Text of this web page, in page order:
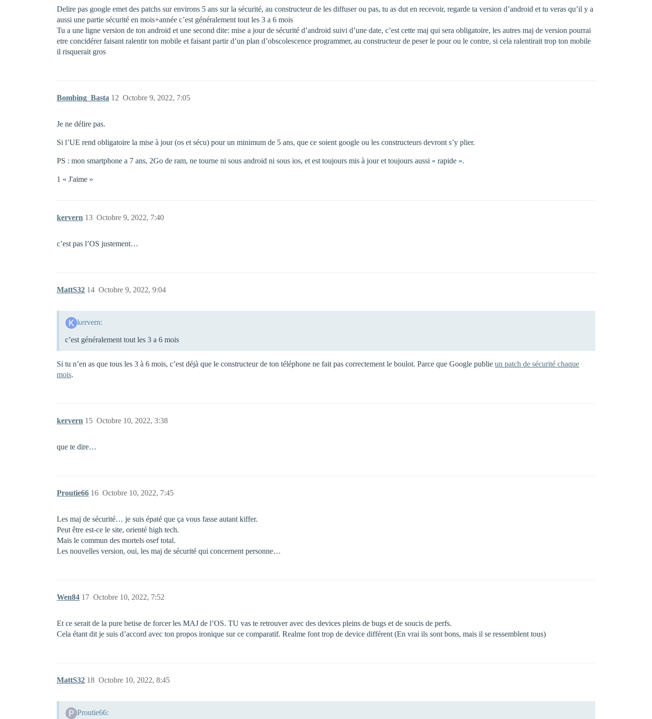
Delire pas google emet des patchs sur environs 5 ans sur la sécurité, au constructeur de les diffuser ou pas, tu as dut en recevoir, regarde ta version d’android et tu veras qu’il y a
aussi une partie sécurité en mois+année c’est généralement tout les 3 a 6 mois
Tu a une ligne version de ton android et une second dite: mise a jour de sécurité d’android suivi d’une date, c’est cette maj qui sera obligatoire, les autres maj de version pourrai
etre concidérer faisant ralentir ton mobile et faisant partir d’un plan d’obscolescence programmer, au constructeur de peser le pour ou le contre, si cela ralentirait trop ton mobile
il risquerait gros
Bombing_Basta Octobre 9, 2022, 7:05
12
Je ne délire pas.
Si l’UE rend obligatoire la mise à jour (os et sécu) pour un minimum de 5 ans, que ce soient google ou les constructeurs devront s’y plier.
PS : mon smartphone a 7 ans, 2Go de ram, ne tourne ni sous android ni sous ios, et est toujours mis à jour et toujours aussi « rapide ».
1 « J'aime »
kervern Octobre 9, 2022, 7:40
13
c’est pas l’OS justement…
MattS32 Octobre 9, 2022, 9:04
14
kervern:
c’est généralement tout les 3 a 6 mois
Si tu n’en as que tous les 3 à 6 mois, c’est déjà que le constructeur de ton téléphone ne fait pas correctement le boulot. Parce que Google publie un patch de sécurité chaque
mois.
kervern Octobre 10, 2022, 3:38
15
que te dire…
Proutie66 Octobre 10, 2022, 7:45
16
Les maj de sécurité… je suis épaté que ça vous fasse autant kiffer.
Peut être est-ce le site, orienté high tech.
Mais le commun des mortels osef total.
Les nouvelles version, oui, les maj de sécurité qui concernent personne…
Wen84 Octobre 10, 2022, 7:52
17
Et ce serait de la pure betise de forcer les MAJ de l’OS. TU vas te retrouver avec des devices pleins de bugs et de soucis de perfs.
Cela étant dit je suis d’accord avec ton propos ironique sur ce comparatif. Realme font trop de device différent (En vrai ils sont bons, mais il se ressemblent tous)
MattS32 Octobre 10, 2022, 8:45
18
Proutie66: